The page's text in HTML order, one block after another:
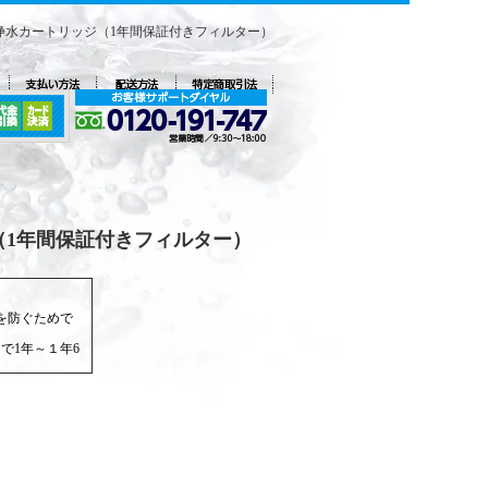
カートリッジ（1年間保証付きフィルター）
年間保証付きフィルター）
防ぐためで
1年～１年6